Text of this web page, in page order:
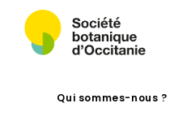
Qui sommes-nous ?